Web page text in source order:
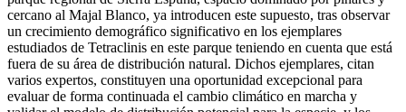
cercano al Majal Blanco, ya introducen este supuesto, tras observar
un crecimiento demográfico significativo en los ejemplares
estudiados de Tetraclinis en este parque teniendo en cuenta que está
fuera de su área de distribución natural. Dichos ejemplares, citan
varios expertos, constituyen una oportunidad excepcional para
evaluar de forma continuada el cambio climático en marcha y